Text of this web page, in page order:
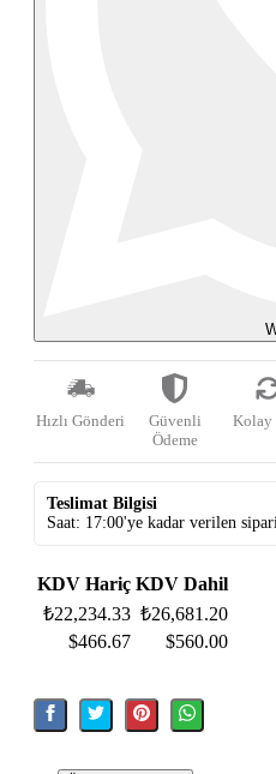
Hızlı Gönderi
Güvenli
Ödeme
Kolay
Teslimat Bilgisi
Saat: 17:00'ye kadar verilen
KDV Hariç KDV Dahil
₺22,234.33 ₺26,681.20
$466.67
$560.00